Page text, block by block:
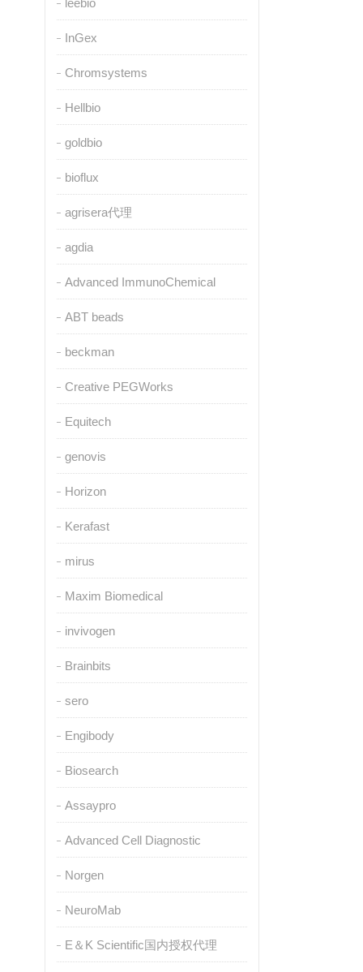
leebio
InGex
Chromsystems
Hellbio
goldbio
bioflux
agrisera代理
agdia
Advanced ImmunoChemical
ABT beads
beckman
Creative PEGWorks
Equitech
genovis
Horizon
Kerafast
mirus
Maxim Biomedical
invivogen
Brainbits
sero
Engibody
Biosearch
Assaypro
Advanced Cell Diagnostic
Norgen
NeuroMab
E＆K Scientific国内授权代理